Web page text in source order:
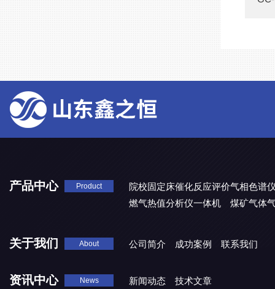
产品中心 Product
院校固定床催化反应评价气相色谱
燃气热值分析仪一体机
煤矿气体
关于我们 About 公司简介 成功案例 联系我们
资讯中心 News 新闻动态 技术文章